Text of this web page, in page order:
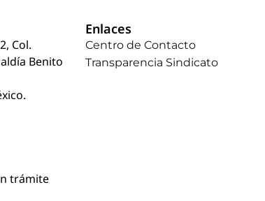
Col.
Benito
trámite
Enlaces
Centro de Contacto
Transparencia Sindicato